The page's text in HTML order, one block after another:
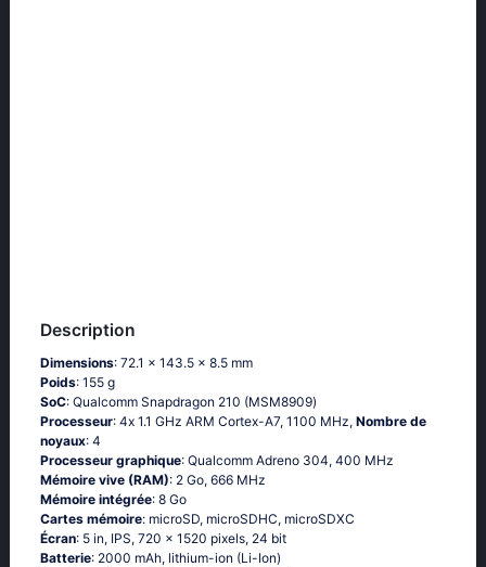
Description
Dimensions: 72.1 x 143.5 x 8.5 mm
Poids: 155 g
SoC: Quаlсоmm Snарdrаgоn 210 (МSМ8909)
Processeur: 4х 1.1 GНz АRМ Соrtех-А7, 1100 MHz, Nombre de
noyaux: 4
Processeur graphique: Qualcomm Adreno 304, 400 MHz
Mémoire vive (RAM): 2 Go, 666 MHz
Mémoire intégrée: 8 Go
Cartes mémoire: microSD, microSDHC, microSDXC
Écran: 5 in, IPS, 720 x 1520 pixels, 24 bit
Batterie: 2000 mAh, lithium-ion (Li-Ion)